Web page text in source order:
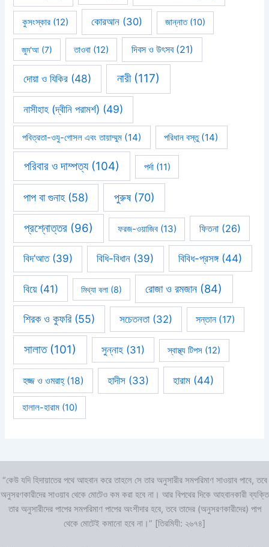
কুসংস্কার(12) কোরআন (30) জান্নাত(10)
জুম'আ (7) তাওবা (12) দিবস ও উৎসব(21)
দোয়া ও যিকির (48) নারী(117)
নাসীহাহ (দ্বীনি পরামর্শ) (49)
পবিত্রতা-ওযু-গোসল এবং তায়াম্মুম (14) পরিধান বস্তু(14)
পরিবার ও দাম্পত্য(104) পর্দা(11)
পাপ বা গুনাহ(58) পুরুষ(70)
প্রশ্নোত্তর (96) ফরজ-ওয়াজিব(13) ফিতনা(26)
বিদ’আত(39) বিধি-বিধান (39) বিবিধ-প্রসঙ্গ(44)
বিয়ে(41) মিথ্যা বলা(8) রোজা ও রমজান (84)
শিরক ও কুফরি(55) সচেতনতা(32) সন্তান(17)
সালাত(101) সুন্নাহ (31) স্বাস্থ্য টিপস (12)
হজ্জ ও ওমরাহ্‌(18) হাদীস(33) হারাম (44)
হালাল-হারাম(10)
“কেউ যদি হিদায়াতের পথে আহবান করে তাহলে সে তার অনুসারীর সমপরিমাণ সাওয়াব পাবে, তবে
অনুসরণকারীদের সাওয়াব থেকে মোটেও কম করা হবে না। আর বিপথের দিকে আহবানকারী ব্যক্তি
তার অনুসারীদের পাপের সমপরিমাণ পাপের অংশীদার হবে, তবে তাদের (অনুসরণকারীদের) পাপ
থেকে মোটেই কমানো হবে না।” [তিরমিযী: ২৬৭৪]